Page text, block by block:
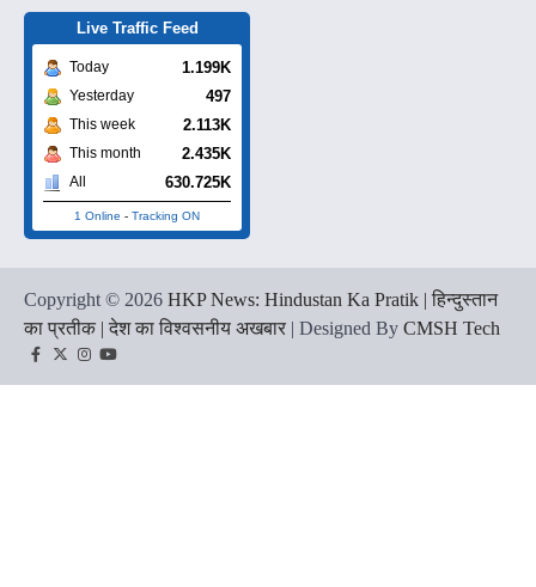
Live Traffic Feed
Today 1.199K
Yesterday 497
This week 2.113K
This month 2.435K
All 630.725K
1 Online - Tracking ON
Copyright © 2026 HKP News: Hindustan Ka Pratik | हिन्दुस्तान
का प्रतीक | देश का विश्वसनीय अखबार | Designed By CMSH Tech
Facebook
TwitterInstagram
YouTube